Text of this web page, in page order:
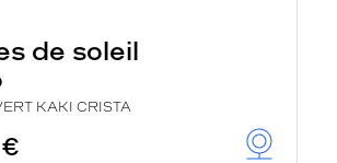
de soleil
KAKI CRISTA